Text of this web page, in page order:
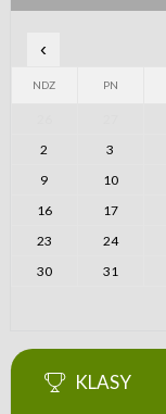
‹
NDZ PN
2
3
9
10
16
17
23
24
30
31
KLASY